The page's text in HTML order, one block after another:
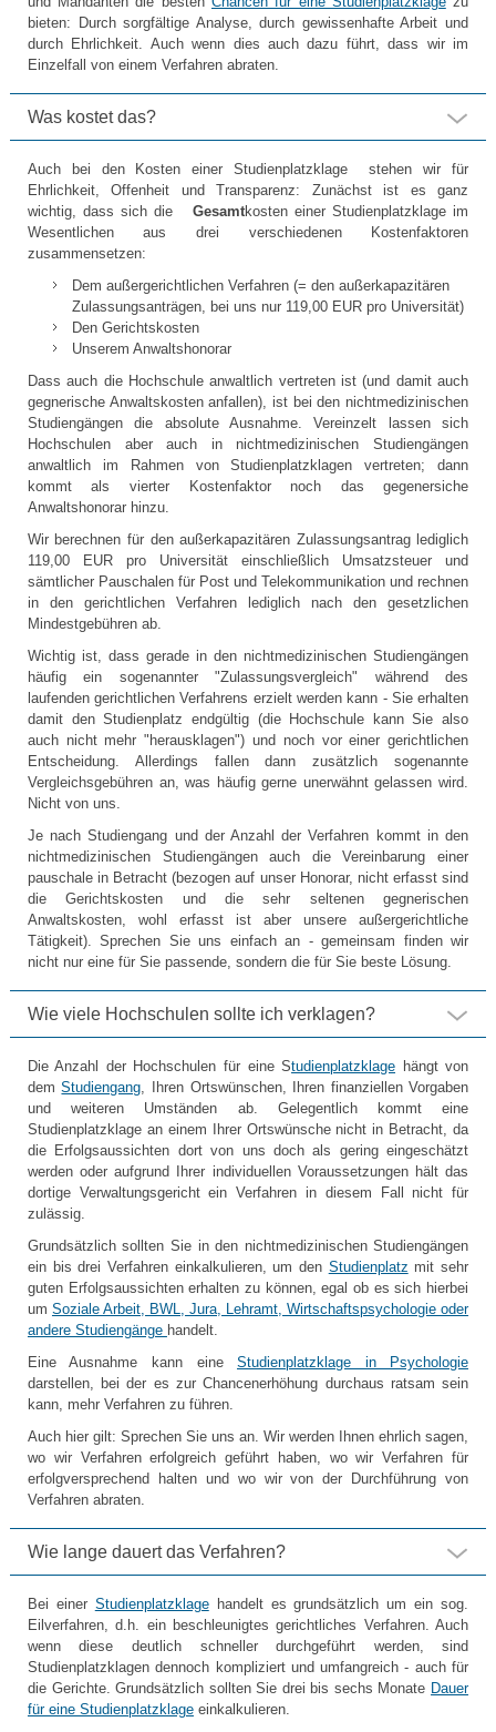
bieten: Durch sorgfältige Analyse, durch gewissenhafte Arbeit und
durch Ehrlichkeit. Auch wenn dies auch dazu führt, dass wir im
Einzelfall von einem Verfahren abraten.
Was kostet das?
Auch bei den Kosten einer Studienplatzklage stehen wir für
Ehrlichkeit, Offenheit und Transparenz: Zunächst ist es ganz
wichtig, dass sich dieGesamtkosten einer Studienplatzklage im
Wesentlichen aus drei verschiedenen Kostenfaktoren
zusammensetzen:
Dem außergerichtlichen Verfahren (= den außerkapazitären
Zulassungsanträgen, bei uns nur 119,00 EUR pro Universität)
Den Gerichtskosten
Unserem Anwaltshonorar
Dass auch die Hochschule anwaltlich vertreten ist (und damit auch
gegnerische Anwaltskosten anfallen), ist bei den nichtmedizinischen
Studiengängen die absolute Ausnahme. Vereinzelt lassen sich
Hochschulen aber auch in nichtmedizinischen Studiengängen
anwaltlich im Rahmen von Studienplatzklagen vertreten; dann
kommt als vierter Kostenfaktor noch das gegenersiche
Anwaltshonorar hinzu.
Wir berechnen für den außerkapazitären Zulassungsantrag lediglich
119,00 EUR pro Universität einschließlich Umsatzsteuer und
sämtlicher Pauschalen für Post und Telekommunikation und rechnen
in den gerichtlichen Verfahren lediglich nach den gesetzlichen
Mindestgebühren ab.
Wichtig ist, dass gerade in den nichtmedizinischen Studiengängen
häufig ein sogenannter "Zulassungsvergleich" während des
laufenden gerichtlichen Verfahrens erzielt werden kann - Sie erhalten
damit den Studienplatz endgültig (die Hochschule kann Sie also
auch nicht mehr "herausklagen") und noch vor einer gerichtlichen
Entscheidung. Allerdings fallen dann zusätzlich sogenannte
Vergleichsgebühren an, was häufig gerne unerwähnt gelassen wird.
Nicht von uns.
Je nach Studiengang und der Anzahl der Verfahren kommt in den
nichtmedizinischen Studiengängen auch die Vereinbarung einer
pauschale in Betracht (bezogen auf unser Honorar, nicht erfasst sind
die Gerichtskosten und die sehr seltenen gegnerischen
Anwaltskosten, wohl erfasst ist aber unsere außergerichtliche
Tätigkeit). Sprechen Sie uns einfach an - gemeinsam finden wir
nicht nur eine für Sie passende, sondern die für Sie beste Lösung.
Wie viele Hochschulen sollte ich verklagen?
Die Anzahl der Hochschulen für eine Studienplatzklage hängt von
demStudiengang, Ihren Ortswünschen, Ihren finanziellen Vorgaben
und weiteren Umständen ab. Gelegentlich kommt eine
Studienplatzklage an einem Ihrer Ortswünsche nicht in Betracht, da
die Erfolgsaussichten dort von uns doch als gering eingeschätzt
werden oder aufgrund Ihrer individuellen Voraussetzungen hält das
dortige Verwaltungsgericht ein Verfahren in diesem Fall nicht für
zulässig.
Grundsätzlich sollten Sie in den nichtmedizinischen Studiengängen
ein bis drei Verfahren einkalkulieren, um den Studienplatz mit sehr
guten Erfolgsaussichten erhalten zu können, egal ob es sich hierbei
um Soziale Arbeit, BWL, Jura, Lehramt, Wirtschaftspsychologie oder
andere Studiengänge handelt.
Eine Ausnahme kann eineStudienplatzklage in Psychologie
darstellen, bei der es zur Chancenerhöhung durchaus ratsam sein
kann, mehr Verfahren zu führen.
Auch hier gilt: Sprechen Sie uns an. Wir werden Ihnen ehrlich sagen,
wo wir Verfahren erfolgreich geführt haben, wo wir Verfahren für
erfolgversprechend halten und wo wir von der Durchführung von
Verfahren abraten.
Wie lange dauert das Verfahren?
Bei einer Studienplatzklagehandelt es grundsätzlich um ein sog.
Eilverfahren, d.h. ein beschleunigtes gerichtliches Verfahren. Auch
wenn diese deutlich schneller durchgeführt werden, sind
Studienplatzklagen dennoch kompliziert und umfangreich - auch für
die Gerichte. Grundsätzlich sollten Sie drei bis sechs Monate Dauer
für eine Studienplatzklageeinkalkulieren.